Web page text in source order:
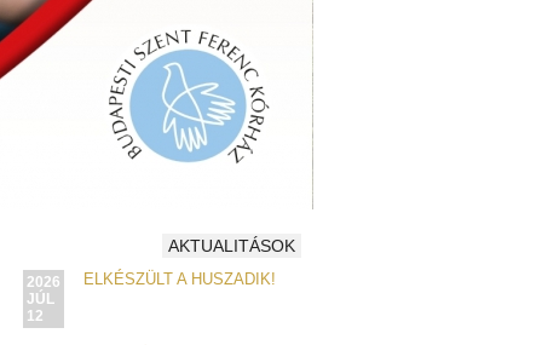
AKTUALITÁSOK
2026
JÚL
12
ELKÉSZÜLT A HUSZADIK!